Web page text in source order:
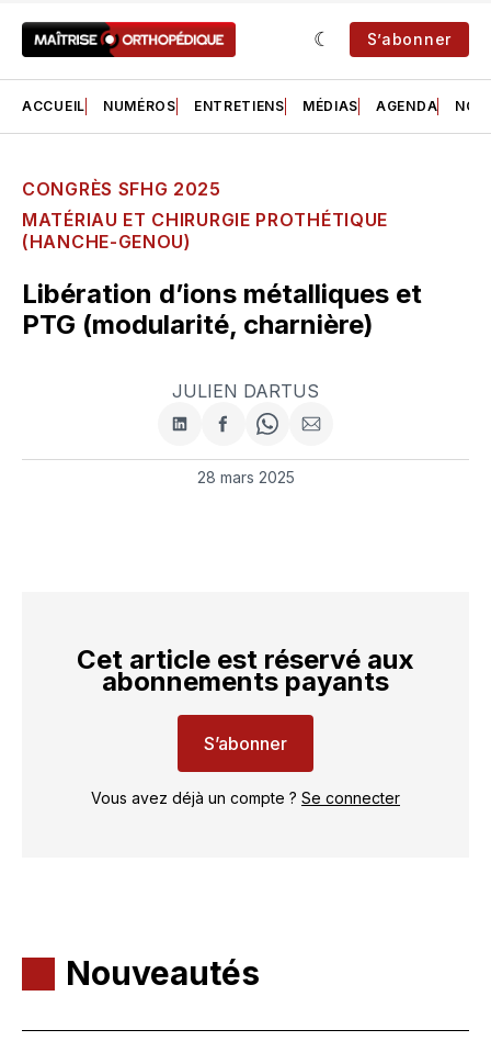
S’abonner
ACCUEIL NUMÉROS ENTRETIENS MÉDIAS AGENDA NOS
CONGRÈS SFHG 2025
MATÉRIAU ET CHIRURGIE PROTHÉTIQUE
(HANCHE-GENOU)
Libération d’ions métalliques et
PTG (modularité, charnière)
JULIEN DARTUS
Partager
sur
LinkedIn
Partager
sur
Facebook
Share
on
WhatsApp
Partager
par
28 mars 2025
Cet article est réservé aux
abonnements payants
S’abonner
Vous avez déjà un compte ? Se connecter
Nouveautés